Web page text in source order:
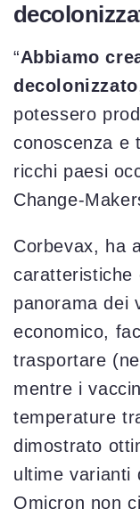
“Abbiamo
decolonizzato
potessero
conoscenza e
ricchi paesi
Change-
Corbevax, ha
caratteristiche
panorama dei
economico,
trasportare
mentre i
temperature
dimostrato
ultime varianti
Omicron non